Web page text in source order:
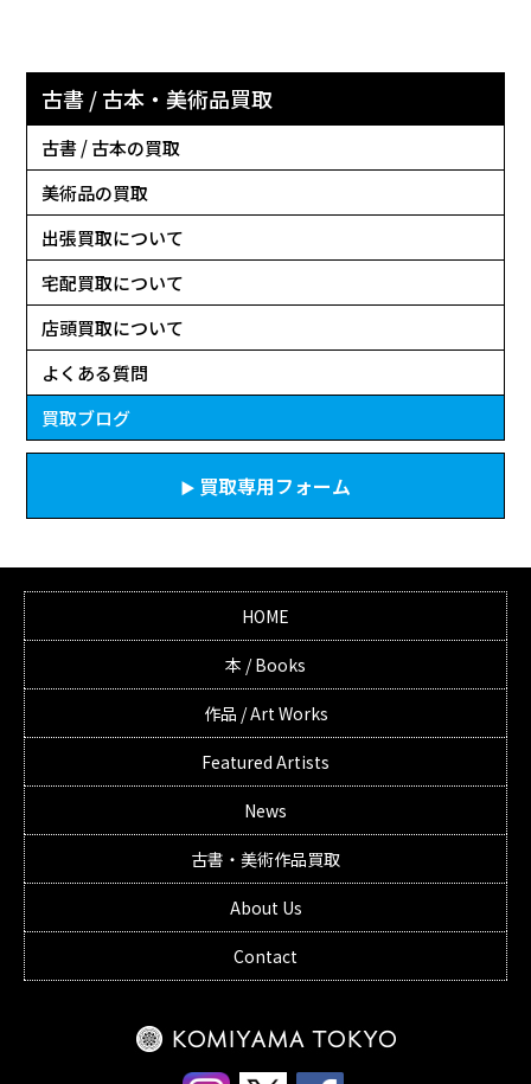
古書 / 古本・美術品買取
古書 / 古本の買取
美術品の買取
出張買取について
宅配買取について
店頭買取について
よくある質問
買取ブログ
買取専用フォーム
HOME
本 / Books
作品 / Art Works
Featured Artists
News
古書・美術作品買取
About Us
Contact